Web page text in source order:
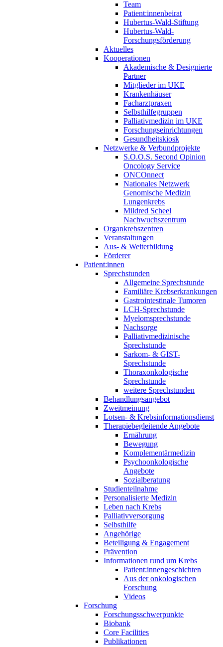
Team
Patient:innenbeirat
Hubertus-Wald-Stiftung
Hubertus-Wald-
Forschungsförderung
Aktuelles
Kooperationen
Akademische & Designierte
Partner
Mitglieder im UKE
Krankenhäuser
Facharztpraxen
Selbsthilfegruppen
Palliativmedizin im UKE
Forschungseinrichtungen
Gesundheitskiosk
Netzwerke & Verbundprojekte
S.O.O.S. Second Opinion
Oncology Service
ONCOnnect
Nationales Netzwerk
Genomische Medizin
Lungenkrebs
Mildred Scheel
Nachwuchszentrum
Organkrebszentren
Veranstaltungen
Aus- & Weiterbildung
Förderer
Patient:innen
Sprechstunden
Allgemeine Sprechstunde
Familiäre Krebserkrankungen
Gastrointestinale Tumoren
LCH-Sprechstunde
Myelomsprechstunde
Nachsorge
Palliativmedizinische
Sprechstunde
Sarkom- & GIST-
Sprechstunde
Thoraxonkologische
Sprechstunde
weitere Sprechstunden
Behandlungsangebot
Zweitmeinung
Lotsen- & Krebsinformationsdienst
Therapiebegleitende Angebote
Ernährung
Bewegung
Komplementärmedizin
Psychoonkologische
Angebote
Sozialberatung
Studienteilnahme
Personalisierte Medizin
Leben nach Krebs
Palliativversorgung
Selbsthilfe
Angehörige
Beteiligung & Engagement
Prävention
Informationen rund um Krebs
Patient:innengeschichten
Aus der onkologischen
Forschung
Videos
Forschung
Forschungsschwerpunkte
Biobank
Core Facilities
Publikationen